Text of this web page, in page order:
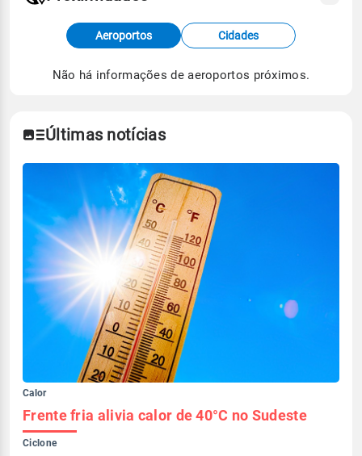
Fonte: dados combinados de estações
meteorológicas e satélite do Centro de Previsão
de Tempo e Estudos Climáticos (CPTEC).
Aeroportos Cidades
Não há informações de aeroportos próximos.
Últimas notícias
Calor
Frente fria alivia calor de 40°C no Sudeste
Ciclone